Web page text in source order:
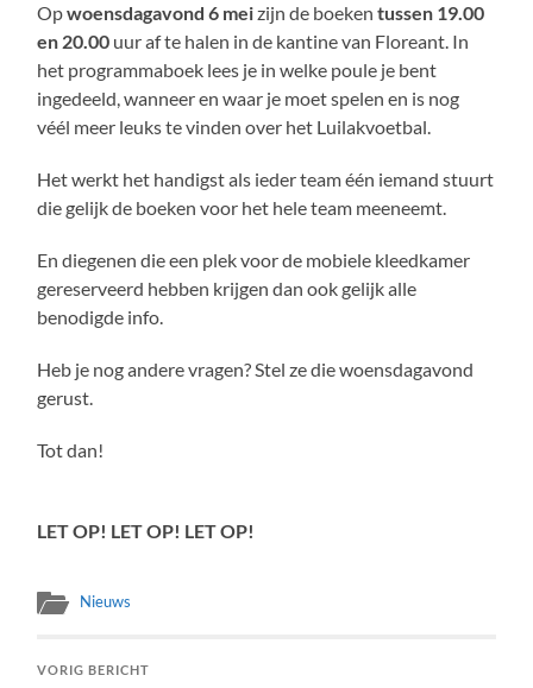
Opwoensdagavond 6 meizijn de boekentussen 19.00
en 20.00 uur af te halen in de kantine van Floreant. In
het programmaboek lees je in welke poule je bent
ingedeeld, wanneer en waar je moet spelen en is nog
véél meer leuks te vinden over het Luilakvoetbal.
Het werkt het handigst als ieder team één iemand stuurt
die gelijk de boeken voor het hele team meeneemt.
En diegenen die een plek voor de mobiele kleedkamer
gereserveerd hebben krijgen dan ook gelijk alle
benodigde info.
Heb je nog andere vragen? Stel ze die woensdagavond
gerust.
Tot dan!
LET OP! LET OP! LET OP!
Nieuws
VORIG BERICHT